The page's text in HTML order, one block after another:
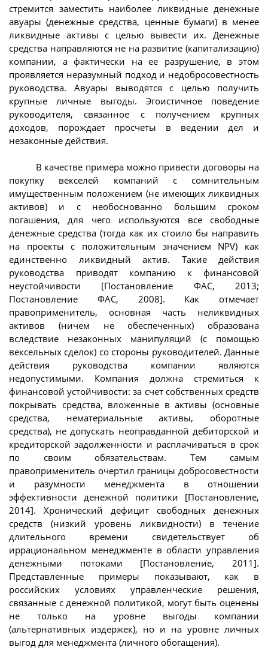
стремится заместить наиболее ликвидные денежные
авуары (денежные средства, ценные бумаги) в менее
ликвидные активы с целью вывести их. Денежные
средства направляются не на развитие (капитализацию)
компании, а фактически на ее разрушение, в этом
проявляется неразумный подход и недобросовестность
руководства. Авуары выводятся с целью получить
крупные личные выгоды. Эгоистичное поведение
руководителя, связанное с получением крупных
доходов, порождает просчеты в ведении дел и
незаконные действия.
В качестве примера можно привести договоры на
покупку векселей компаний с сомнительным
имущественным положением (не имеющих ликвидных
активов) и с необоснованно большим сроком
погашения, для чего используются все свободные
денежные средства (тогда как их стоило бы направить
на проекты с положительным значением NPV) как
единственно ликвидный актив. Такие действия
руководства приводят компанию к финансовой
неустойчивости [Постановление ФАС, 2013;
Постановление ФАС, 2008]. Как отмечает
правоприменитель, основная часть неликвидных
активов (ничем не обеспеченных) образована
вследствие незаконных манипуляций (с помощью
вексельных сделок) со стороны руководителей. Данные
действия руководства компании являются
недопустимыми. Компания должна стремиться к
финансовой устойчивости: за счет собственных средств
покрывать средства, вложенные в активы (основные
средства, нематериальные активы, оборотные
средства), не допускать неоправданной дебиторской и
кредиторской задолженности и расплачиваться в срок
по своим обязательствам. Тем самым
правоприменитель очертил границы добросовестности
и разумности менеджмента в отношении
эффективности денежной политики [Постановление,
2014]. Хронический дефицит свободных денежных
средств (низкий уровень ликвидности) в течение
длительного времени свидетельствует об
иррациональном менеджменте в области управления
денежными потоками [Постановление, 2011].
Представленные примеры показывают, как в
российских условиях управленческие решения,
связанные с денежной политикой, могут быть оценены
не только на уровне выгоды компании
(альтернативных издержек), но и на уровне личных
выгод для менеджмента (личного обогащения).